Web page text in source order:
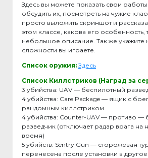
Здесь вы можете показать свои
обсудить их, посмотреть на чужие
просто выложить скриншот и
этом классе, какова его особенность,
небольшое описание. Так же укажите
сложности вы играете.
Список оружия: Здесь
Список Киллстриков (Наград за
3 убийства: UAV — беспилотный
4 убийства: Care Package — ящик с
рандомным киллстриком
4 убийства: Counter-UAV — противо —
разведчик (отключает радар врага на
время)
5 убийств: Sentry Gun — сторожевая
перенесена после установки в